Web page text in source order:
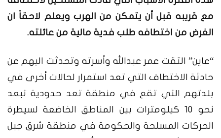
مع قريبه قبل أن يتمكن من الهرب ويعلم لاحقاَ ان
الغرض من اختطافه طلب فدية مالية من عائلته.
“عاين” التقت عمر عبدالله وأسرته وتحدثت اليهم عن
حادثة الاختطاف التي تعد استمرار لحالات أخرى في
بلدتهم التي تقع في منطقة تعد حدودية تبعد
نحو 10 كيلومترات بين المناطق الخاضعة لسيطرة
الحركات المسلحة والحكومة في منطقة شرق جبل